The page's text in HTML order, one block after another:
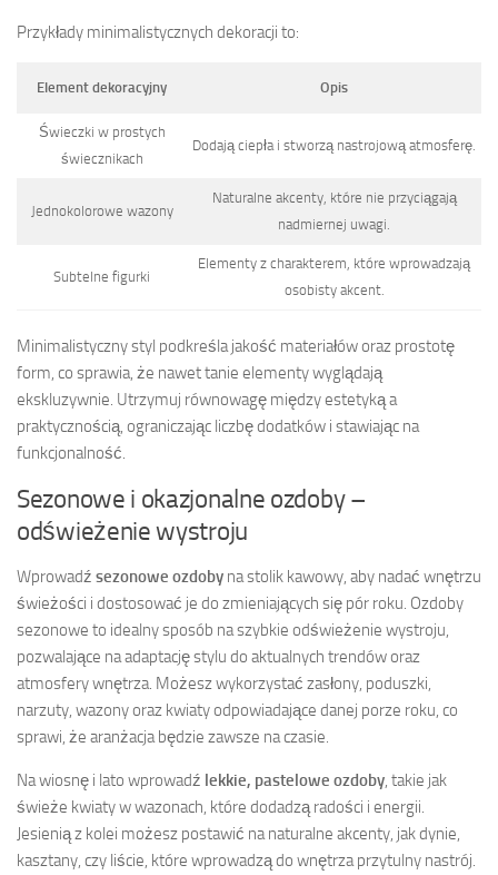
Przykłady minimalistycznych dekoracji to:
Element dekoracyjny Opis
Świeczki w prostych
świecznikach
Dodają ciepła i stworzą nastrojową atmosferę.
Jednokolorowe wazony
Naturalne akcenty, które nie przyciągają
nadmiernej uwagi.
Subtelne figurki
Elementy z charakterem, które wprowadzają
osobisty akcent.
Minimalistyczny styl podkreśla jakość materiałów oraz prostotę
form, co sprawia, że nawet tanie elementy wyglądają
ekskluzywnie. Utrzymuj równowagę między estetyką a
praktycznością, ograniczając liczbę dodatków i stawiając na
funkcjonalność.
Sezonowe i okazjonalne ozdoby –
odświeżenie wystroju
Wprowadź sezonowe ozdoby na stolik kawowy, aby nadać wnętrzu
świeżości i dostosować je do zmieniających się pór roku. Ozdoby
sezonowe to idealny sposób na szybkie odświeżenie wystroju,
pozwalające na adaptację stylu do aktualnych trendów oraz
atmosfery wnętrza. Możesz wykorzystać zasłony, poduszki,
narzuty, wazony oraz kwiaty odpowiadające danej porze roku, co
sprawi, że aranżacja będzie zawsze na czasie.
Na wiosnę i lato wprowadź lekkie, pastelowe ozdoby , takie jak
świeże kwiaty w wazonach, które dodadzą radości i energii.
Jesienią z kolei możesz postawić na naturalne akcenty, jak dynie,
kasztany, czy liście, które wprowadzą do wnętrza przytulny nastrój.